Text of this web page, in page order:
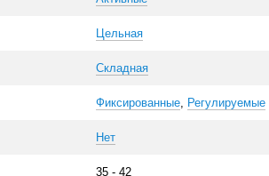
Цельная
Складная
Фиксированные, Регулируемые
Нет
35 - 42